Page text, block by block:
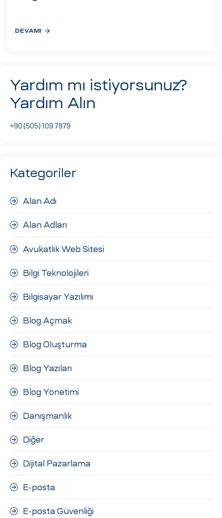
DEVAMI
Yardım mı istiyorsunuz?
Yardım Alın
+90 (505) 109 7979
Kategoriler
Alan Adı
Alan Adları
Avukatlık Web Sitesi
Bilgi Teknolojileri
Bilgisayar Yazılımı
Blog Açmak
Blog Oluşturma
Blog Yazıları
Blog Yönetimi
Danışmanlık
Diğer
Dijital Pazarlama
E-posta
E-posta Güvenliği